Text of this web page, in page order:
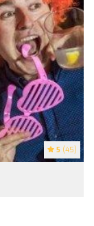
5 (45)